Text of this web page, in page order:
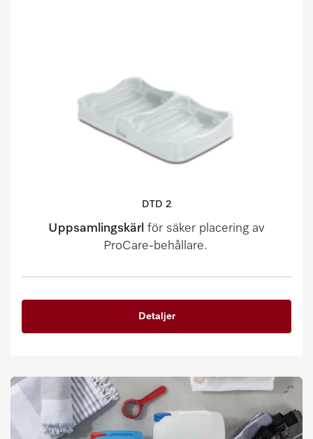
DTD 2
Uppsamlingskärl för säker placering av
ProCare-behållare.
Detaljer